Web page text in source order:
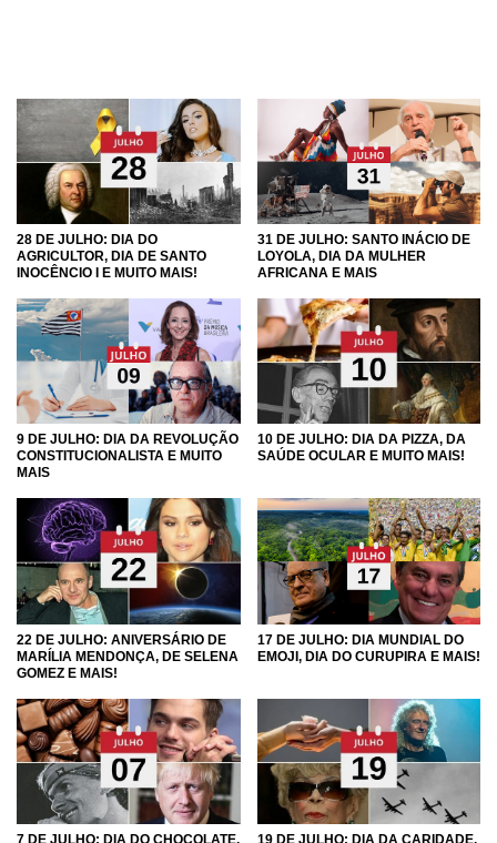
28 DE JULHO: DIA DO
AGRICULTOR, DIA DE SANTO
INOCÊNCIO I E MUITO MAIS!
31 DE JULHO: SANTO INÁCIO DE
LOYOLA, DIA DA MULHER
AFRICANA E MAIS
9 DE JULHO: DIA DA REVOLUÇÃO
CONSTITUCIONALISTA E MUITO
MAIS
10 DE JULHO: DIA DA PIZZA, DA
SAÚDE OCULAR E MUITO MAIS!
22 DE JULHO: ANIVERSÁRIO DE
MARÍLIA MENDONÇA, DE SELENA
GOMEZ E MAIS!
17 DE JULHO: DIA MUNDIAL DO
EMOJI, DIA DO CURUPIRA E MAIS!
7 DE JULHO: DIA DO CHOCOLATE, 19 DE JULHO: DIA DA CARIDADE,